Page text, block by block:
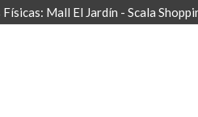
Físicas: Mall El Jardín - Scala